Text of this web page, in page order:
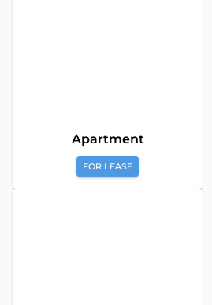
property solutions. We are confident
effective solutions that meet the
expectations of our clients in the real
The Address Tower - 60 Nguyen